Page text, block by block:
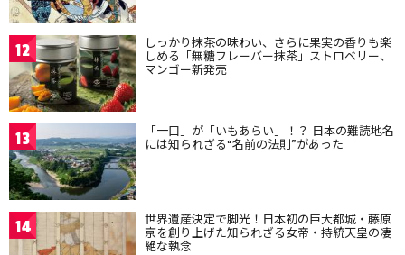
12 しっかり抹茶の味わい、さらに果実の香りも楽
しめる「無糖フレーバー抹茶」ストロベリー、
マンゴー新発売
13 「一口」が「いもあらい」！？ 日本の難読地名
には知られざる“名前の法則”があった
14 世界遺産決定で脚光！日本初の巨大都城・藤原
京を創り上げた知られざる女帝・持統天皇の凄
絶な執念